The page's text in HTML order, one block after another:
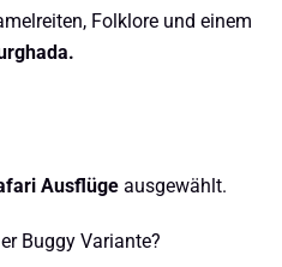
Folklore und einem
Ausflügeausgewählt.
Buggy Variante?